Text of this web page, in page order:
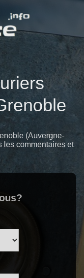
(Auvergne-
les commentaires et